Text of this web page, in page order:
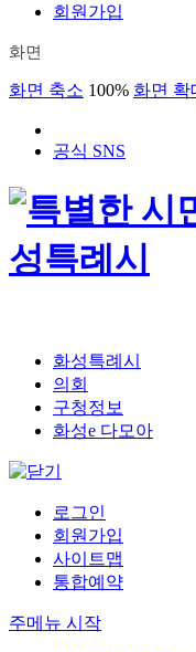
회원가입
화면
화면 축소 100% 화면 확
공식 SNS
화성특례시
의회
구청정보
화성e 다모아
로그인
회원가입
사이트맵
통합예약
주메뉴 시작